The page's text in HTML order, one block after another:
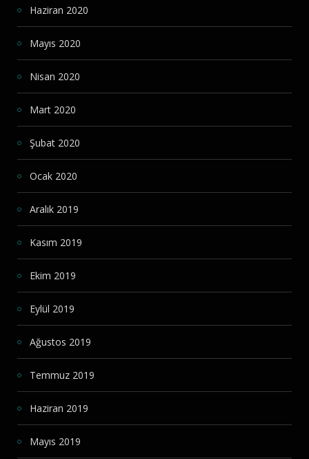
Haziran 2020
Mayıs 2020
Nisan 2020
Mart 2020
Şubat 2020
Ocak 2020
Aralık 2019
Kasım 2019
Ekim 2019
Eylül 2019
Ağustos 2019
Temmuz 2019
Haziran 2019
Mayıs 2019